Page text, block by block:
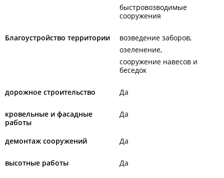
быстровозводимые
сооружения
Благоустройство территории
возведение заборов
озеленение
сооружение навесов и
беседок
дорожное строительство Да
кровельные и фасадные
работы
Да
демонтаж сооружений Да
высотные работы Да